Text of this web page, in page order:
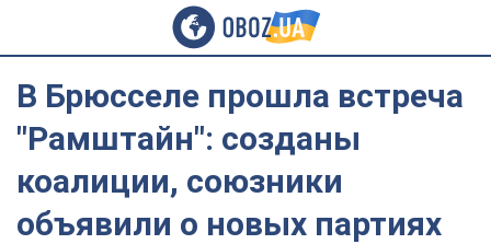
В Брюсселе прошла встреча
"Рамштайн": созданы
коалиции, союзники
объявили о новых партиях